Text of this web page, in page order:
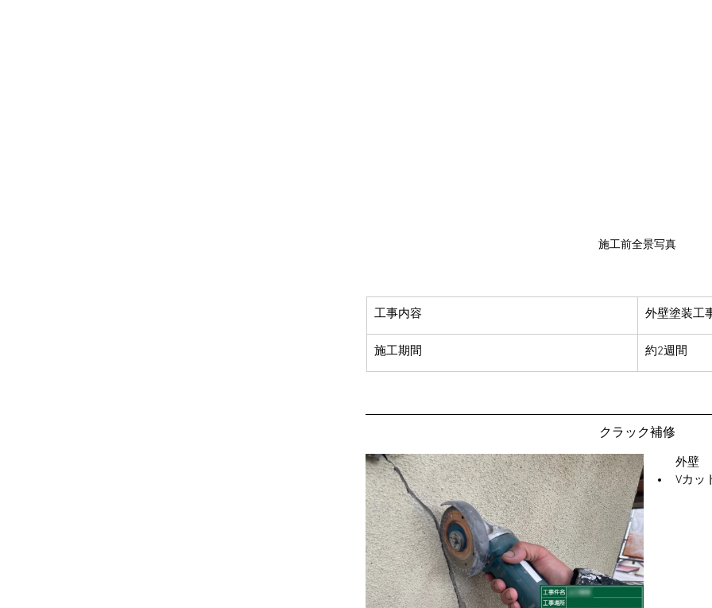
施工前全景写真
​工事内容 外壁塗装工
​施工期間 約2週間
クラック補修
外壁
Vカッ